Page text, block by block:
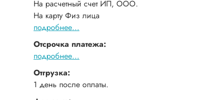
На расчетный счет ИП, ООО.
На карту Физ лица
подробнее...
Отсрочка платежа:
подробнее...
Отгрузка:
1 день после оплаты.